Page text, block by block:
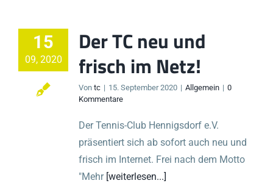
15
09, 2020
Der TC neu und
frisch im Netz!
Von tc | 15. September 2020 | Allgemein | 0
Kommentare
Der Tennis-Club Hennigsdorf e.V.
präsentiert sich ab sofort auch neu und
frisch im Internet. Frei nach dem Motto
"Mehr [weiterlesen...]